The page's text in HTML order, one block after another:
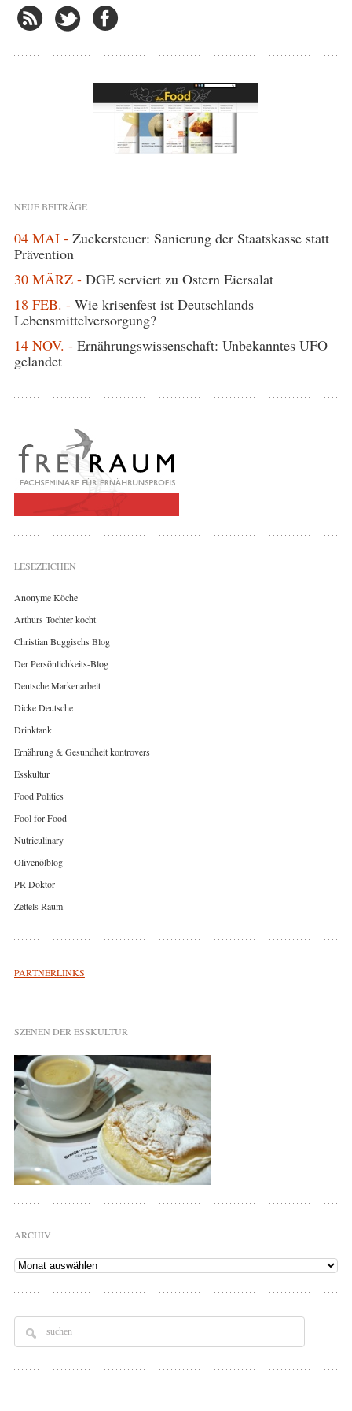
NEUE BEITRÄGE
04 MAI - Zuckersteuer: Sanierung der Staatskasse statt
Prävention
30 MÄRZ - DGE serviert zu Ostern Eiersalat
18 FEB. - Wie krisenfest ist Deutschlands
Lebensmittelversorgung?
14 NOV. - Ernährungswissenschaft: Unbekanntes UFO
gelandet
LESEZEICHEN
Anonyme Köche
Arthurs Tochter kocht
Christian Buggischs Blog
Der Persönlichkeits-Blog
Deutsche Markenarbeit
Dicke Deutsche
Drinktank
Ernährung & Gesundheit kontrovers
Esskultur
Food Politics
Fool for Food
Nutriculinary
Olivenölblog
PR-Doktor
Zettels Raum
PARTNERLINKS
SZENEN DER ESSKULTUR
ARCHIV
Archiv